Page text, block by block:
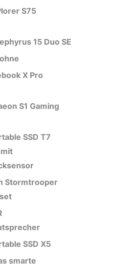
S75
15 Duo SE
X Pro
S1 Gaming
SSD T7
Stormtrooper
SSD X5
smarte